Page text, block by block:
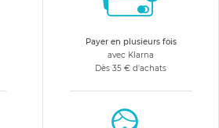
Payer en plusieurs fois
avec Klarna
Dès 35 € d'achats